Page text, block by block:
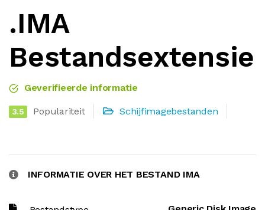
.IMA
Bestandsextensie
Geverifieerde informatie
3.5 Populariteit Schijfimagebestanden
INFORMATIE OVER HET BESTAND IMA